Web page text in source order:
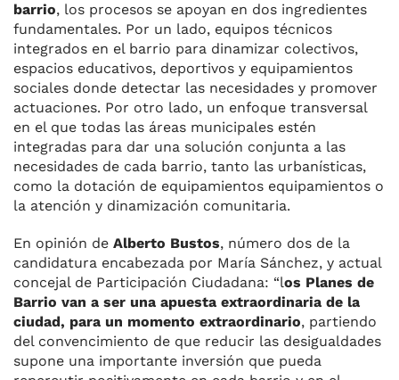
barrio, los procesos se apoyan en dos ingredientes
fundamentales. Por un lado, equipos técnicos
integrados en el barrio para dinamizar colectivos,
espacios educativos, deportivos y equipamientos
sociales donde detectar las necesidades y promover
actuaciones. Por otro lado, un enfoque transversal
en el que todas las áreas municipales estén
integradas para dar una solución conjunta a las
necesidades de cada barrio, tanto las urbanísticas,
como la dotación de equipamientos equipamientos o
la atención y dinamización comunitaria.
En opinión de Alberto Bustos, número dos de la
candidatura encabezada por María Sánchez, y actual
concejal de Participación Ciudadana: “los Planes de
Barrio van a ser una apuesta extraordinaria de la
ciudad, para un momento extraordinario, partiendo
del convencimiento de que reducir las desigualdades
supone una importante inversión que pueda